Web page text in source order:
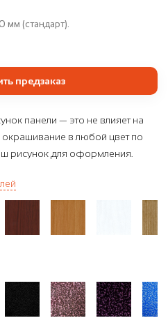
(стандарт).
предзаказ
панели — это не влияет на
в любой цвет по
рисунок для оформления.